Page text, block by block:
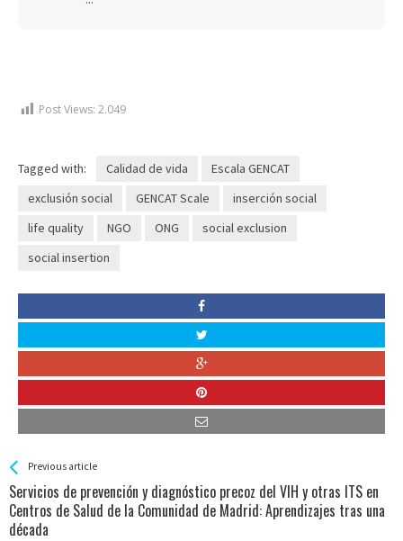
Post Views: 2.049
Tagged with: Calidad de vida
Escala GENCAT
exclusión social
GENCAT Scale
inserción social
life quality
NGO ONG
social exclusion
social insertion
See more
Previous article
Servicios de prevención y diagnóstico precoz del VIH y otras ITS en
Centros de Salud de la Comunidad de Madrid: Aprendizajes tras una
década
Back
All
Entries